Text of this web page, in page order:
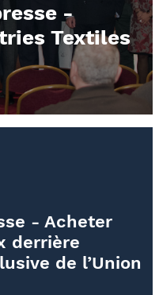
-
Textiles
- Acheter
derrière
de l’Union